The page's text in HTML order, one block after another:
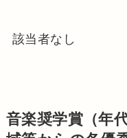
該当者なし
音楽奨学賞（年